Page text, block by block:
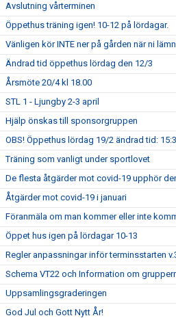
Avslutning vårterminen
Öppethus träning igen! 10-12 på lördagar.
Vänligen kör INTE ner på gården när ni
Ändrad tid öppethus lördag den 12/3
Årsmöte 20/4 kl 18.00
STL 1 - Ljungby 2-3 april
Hjälp önskas till sponsorgruppen
OBS! Öppethus lördag 19/2 ändrad tid:
Träning som vanligt under sportlovet
De flesta åtgärder mot covid-19 upphör
Åtgärder mot covid-19 i januari
Föranmäla om man kommer eller inte
Öppet hus igen på lördagar 10-13
Regler anpassningar inför terminsstarten
Schema VT22 och Information om
Uppsamlingsgraderingen
God Jul och Gott Nytt År!